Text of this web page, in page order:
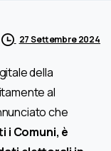
27 Settembre 2024
della
al
che
i Comuni, è